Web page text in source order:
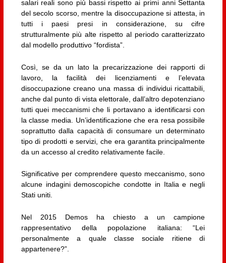
salari reali sono più bassi rispetto ai primi anni Settanta
del secolo scorso, mentre la disoccupazione si attesta, in
tutti i paesi presi in considerazione, su cifre
strutturalmente più alte rispetto al periodo caratterizzato
dal modello produttivo “fordista”.
Così, se da un lato la precarizzazione dei rapporti di
lavoro, la facilità dei licenziamenti e l’elevata
disoccupazione creano una massa di individui ricattabili,
anche dal punto di vista elettorale, dall’altro depotenziano
tutti quei meccanismi che li portavano a identificarsi con
la classe media. Un’identificazione che era resa possibile
soprattutto dalla capacità di consumare un determinato
tipo di prodotti e servizi, che era garantita principalmente
da un accesso al credito relativamente facile.
Significative per comprendere questo meccanismo, sono
alcune indagini demoscopiche condotte in Italia e negli
Stati uniti.
Nel 2015 Demos ha chiesto a un campione
rappresentativo della popolazione italiana: “Lei
personalmente a quale classe sociale ritiene di
appartenere?”.